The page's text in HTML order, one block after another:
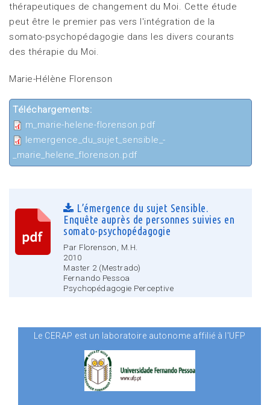
thérapeutiques de changement du Moi. Cette étude
peut être le premier pas vers l'intégration de la
somato-psychopédagogie dans les divers courants
des thérapie du Moi.
Marie-Hélène Florenson
Téléchargements:
m_marie-helene-florenson.pdf
lemergence_du_sujet_sensible_-
_marie_helene_florenson.pdf
L’émergence du sujet Sensible.
Enquête auprès de personnes suivies en
somato-psychopédagogie
Par Florenson, M.H.
2010
Master 2 (Mestrado)
Fernando Pessoa
Psychopédagogie Perceptive
Le CERAP est un laboratoire autonome affilié à l'UFP